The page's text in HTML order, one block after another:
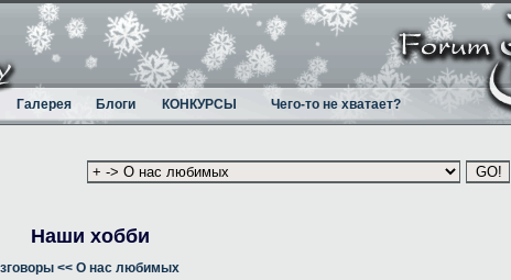
Галерея Блоги КОНКУРСЫ Чего-то не хватает?
Наши хобби
<< О нас любимых